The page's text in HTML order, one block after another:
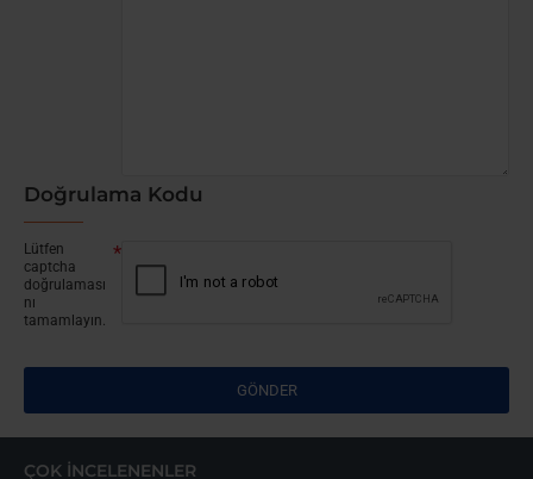
Doğrulama Kodu
Lütfen
captcha
doğrulaması
nı
tamamlayın.
GÖNDER
ÇOK İNCELENENLER